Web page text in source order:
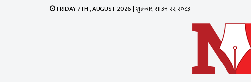
FRIDAY 7TH , AUGUST 2026 | शुक्रबार, साउन २२, २०८३